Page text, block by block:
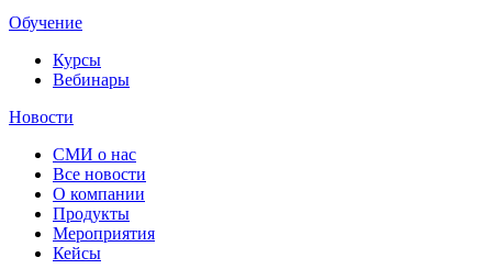
Обучение
Курсы
Вебинары
Новости
СМИ о нас
Все новости
О компании
Продукты
Мероприятия
Кейсы